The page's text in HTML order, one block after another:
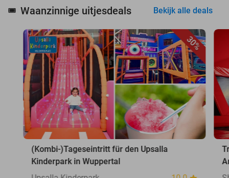
🎟️ Waanzinnige uitjesdeals Bekijk alle deals
30%
(Kombi-)Tageseintritt für den Upsalla
Kinderpark in Wuppertal